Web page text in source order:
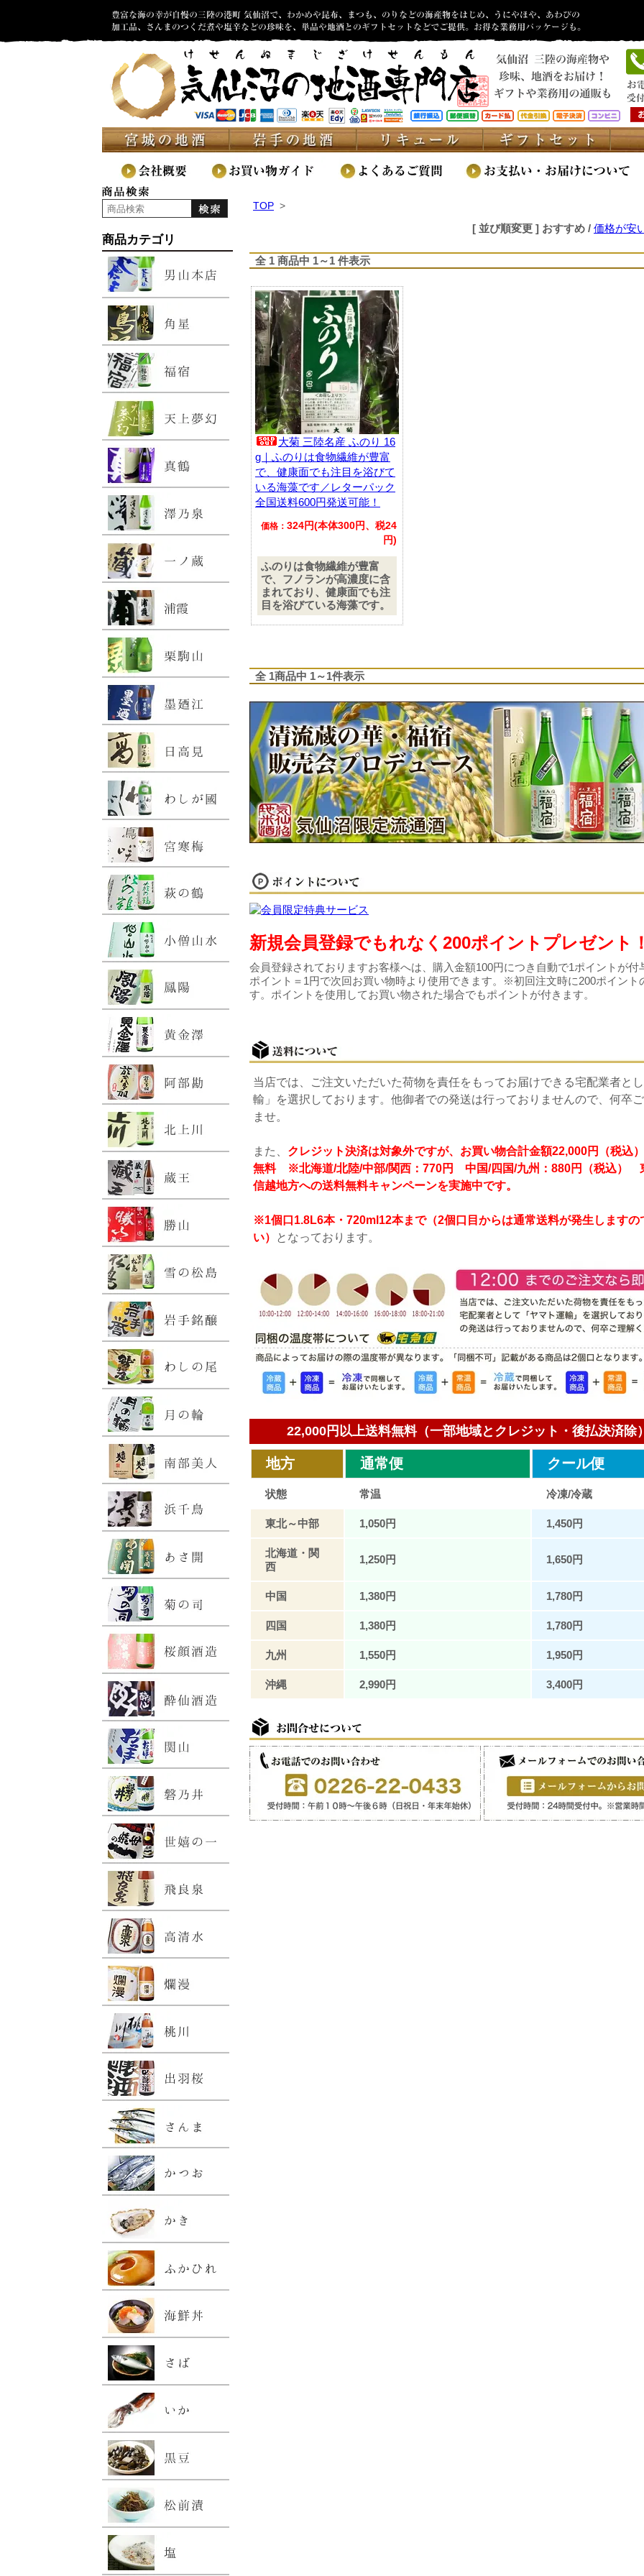
商品カテゴリ
TOP >
[ 並び順変更 ] おすすめ / 価格が安
全 1 商品中 1～1 件表示
大菊 三陸名産 ふのり 16
g｜ふのりは食物繊維が豊富
で、健康面でも注目を浴びて
いる海藻です／レターパック
全国送料600円発送可能！
価格： 324円(本体300円、税24
円)
ふのりは食物繊維が豊富
で、フノランが高濃度に含
まれており、健康面でも注
目を浴びている海藻です。
全 1商品中 1～1件表示
新規会員登録でもれなく200ポイントプレゼント
会員登録されておりますお客様へは、購入金額100円につき自動で1ポイントが付
ポイント＝1円で次回お買い物時より使用できます。※初回注文時に200ポイント
す。ポイントを使用してお買い物された場合でもポイントが付きます。
当店では、ご注文いただいた荷物を責任をもってお届けできる宅配業者と
輸」を選択しております。他御者での発送は行っておりませんので、何卒
ませ。
また、 クレジット決済は対象外ですが、お買い物合計金額22,000円（税込
無料 ※北海道/北陸/中部/関西：770円 中国/四国/九州：880円（税込）
信越地方への送料無料キャンペーンを実施中です。
※1個口1.8L6本・720ml12本まで（2個口目からは通常送料が発生しますの
い）
となっております。
22,000円以上送料無料（一部地域とクレジット・後払決済
地方 通常便 クール便
状態 常温 冷凍/冷蔵
東北～中部 1,050円 1,450円
北海道・関
西
1,250円 1,650円
中国 1,380円 1,780円
四国 1,380円 1,780円
九州 1,550円 1,950円
沖縄 2,990円 3,400円